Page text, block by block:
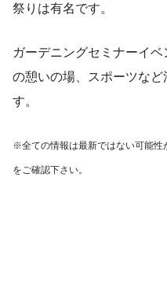
祭りは有名です。
ガーデニングセミナーイ
の憩いの場、スポーツな
す。
※全ての情報は最新ではない可能性
をご確認下さい。